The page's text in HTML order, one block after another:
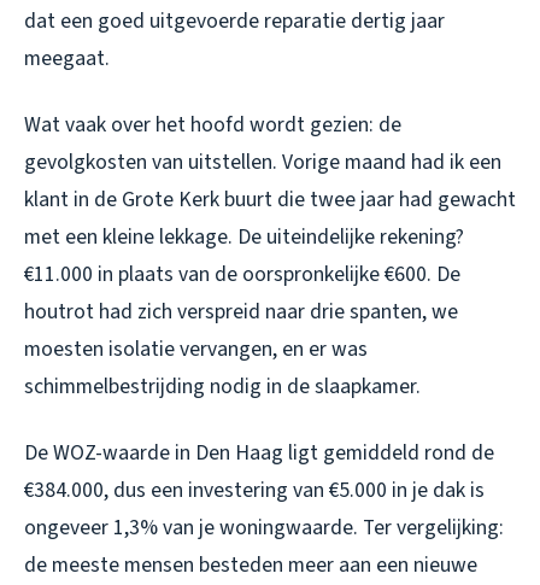
dat een goed uitgevoerde reparatie dertig jaar
meegaat.
Wat vaak over het hoofd wordt gezien: de
gevolgkosten van uitstellen. Vorige maand had ik een
klant in de Grote Kerk buurt die twee jaar had gewacht
met een kleine lekkage. De uiteindelijke rekening?
€11.000 in plaats van de oorspronkelijke €600. De
houtrot had zich verspreid naar drie spanten, we
moesten isolatie vervangen, en er was
schimmelbestrijding nodig in de slaapkamer.
De WOZ-waarde in Den Haag ligt gemiddeld rond de
€384.000, dus een investering van €5.000 in je dak is
ongeveer 1,3% van je woningwaarde. Ter vergelijking:
de meeste mensen besteden meer aan een nieuwe